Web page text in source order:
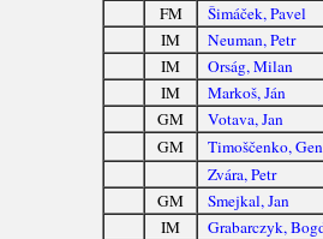
FM
Šimáček, Pavel
IM
Neuman, Petr
IM
Orság, Milan
IM
Markoš, Ján
GM
Votava, Jan
GM
Timoščenko,
Zvára, Petr
GM
Smejkal, Jan
IM
Grabarczyk,